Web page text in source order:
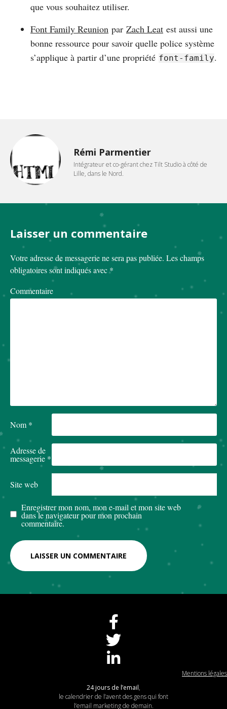
que vous souhaitez utiliser.
Font Family Reunion par Zach Leat est aussi une
bonne ressource pour savoir quelle police système
s’applique à partir d’une propriété font-family.
Rémi Parmentier
Intégrateur et co-gérant chez Tilt Studio à côté de
Lille, dans le Nord.
Laisser un commentaire
Votre adresse de messagerie ne sera pas publiée. Les champs
obligatoires sont indiqués avec*
Commentaire
Nom *
Adresse de
messagerie *
Site web
Enregistrer mon nom, mon e-mail et mon site web
dans le navigateur pour mon prochain
commentaire.
Mentions légales
24 jours de l’email,
le calendrier de l’avent des gens qui font
l’email marketing de demain.